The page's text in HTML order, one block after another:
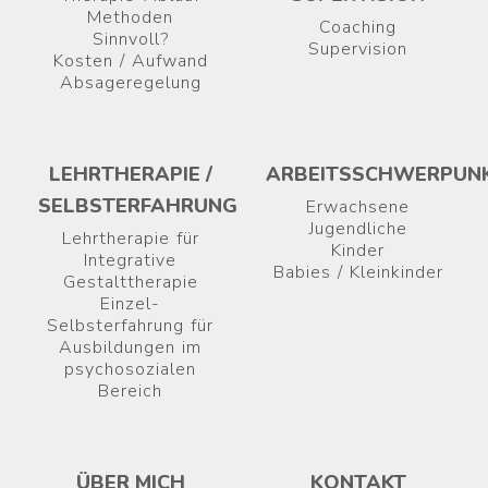
Methoden
Sinnvoll?
Kosten / Aufwand
Absageregelung
Coaching
Supervision
LEHRTHERAPIE /
SELBSTERFAHRUNG
Lehrtherapie für
Integrative
Gestalttherapie
Einzel-
Selbsterfahrung für
Ausbildungen im
psychosozialen
Bereich
Erwachsene
Jugendliche
Kinder
Babies / Kleinkinder
ÜBER MICH KONTAKT